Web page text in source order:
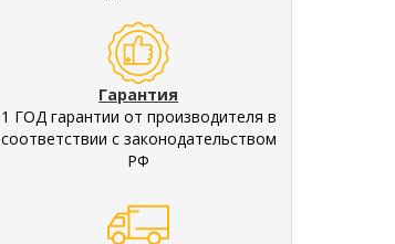
Гарантия
1 ГОД гарантии от производителя в
соответствии с законодательством
РФ